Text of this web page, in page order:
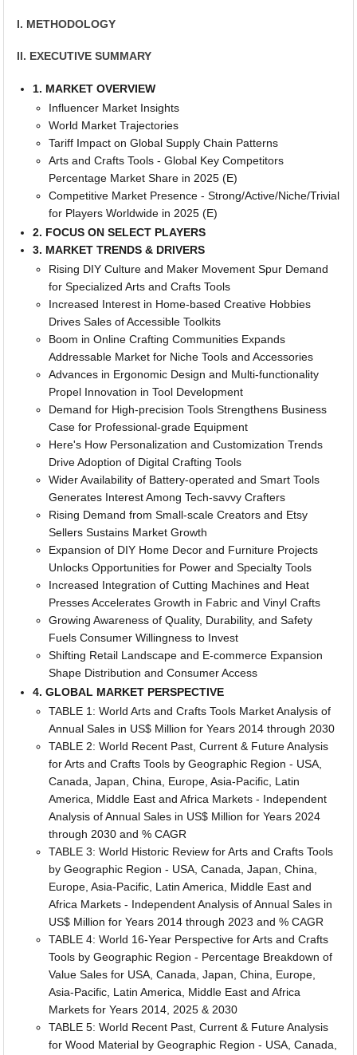
I. METHODOLOGY
II. EXECUTIVE SUMMARY
1. MARKET OVERVIEW
Influencer Market Insights
World Market Trajectories
Tariff Impact on Global Supply Chain Patterns
Arts and Crafts Tools - Global Key Competitors
Percentage Market Share in 2025 (E)
Competitive Market Presence - Strong/Active/Niche/Trivial
for Players Worldwide in 2025 (E)
2. FOCUS ON SELECT PLAYERS
3. MARKET TRENDS & DRIVERS
Rising DIY Culture and Maker Movement Spur Demand
for Specialized Arts and Crafts Tools
Increased Interest in Home-based Creative Hobbies
Drives Sales of Accessible Toolkits
Boom in Online Crafting Communities Expands
Addressable Market for Niche Tools and Accessories
Advances in Ergonomic Design and Multi-functionality
Propel Innovation in Tool Development
Demand for High-precision Tools Strengthens Business
Case for Professional-grade Equipment
Here's How Personalization and Customization Trends
Drive Adoption of Digital Crafting Tools
Wider Availability of Battery-operated and Smart Tools
Generates Interest Among Tech-savvy Crafters
Rising Demand from Small-scale Creators and Etsy
Sellers Sustains Market Growth
Expansion of DIY Home Decor and Furniture Projects
Unlocks Opportunities for Power and Specialty Tools
Increased Integration of Cutting Machines and Heat
Presses Accelerates Growth in Fabric and Vinyl Crafts
Growing Awareness of Quality, Durability, and Safety
Fuels Consumer Willingness to Invest
Shifting Retail Landscape and E-commerce Expansion
Shape Distribution and Consumer Access
4. GLOBAL MARKET PERSPECTIVE
TABLE 1: World Arts and Crafts Tools Market Analysis of
Annual Sales in US$ Million for Years 2014 through 2030
TABLE 2: World Recent Past, Current & Future Analysis
for Arts and Crafts Tools by Geographic Region - USA,
Canada, Japan, China, Europe, Asia-Pacific, Latin
America, Middle East and Africa Markets - Independent
Analysis of Annual Sales in US$ Million for Years 2024
through 2030 and % CAGR
TABLE 3: World Historic Review for Arts and Crafts Tools
by Geographic Region - USA, Canada, Japan, China,
Europe, Asia-Pacific, Latin America, Middle East and
Africa Markets - Independent Analysis of Annual Sales in
US$ Million for Years 2014 through 2023 and % CAGR
TABLE 4: World 16-Year Perspective for Arts and Crafts
Tools by Geographic Region - Percentage Breakdown of
Value Sales for USA, Canada, Japan, China, Europe,
Asia-Pacific, Latin America, Middle East and Africa
Markets for Years 2014, 2025 & 2030
TABLE 5: World Recent Past, Current & Future Analysis
for Wood Material by Geographic Region - USA, Canada,